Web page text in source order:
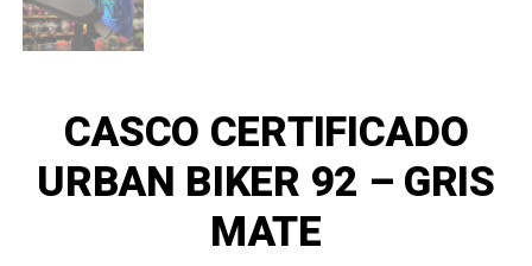
CASCO CERTIFICADO
URBAN BIKER 92 – GRIS
MATE